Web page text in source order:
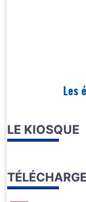
Les
LE KIOSQUE